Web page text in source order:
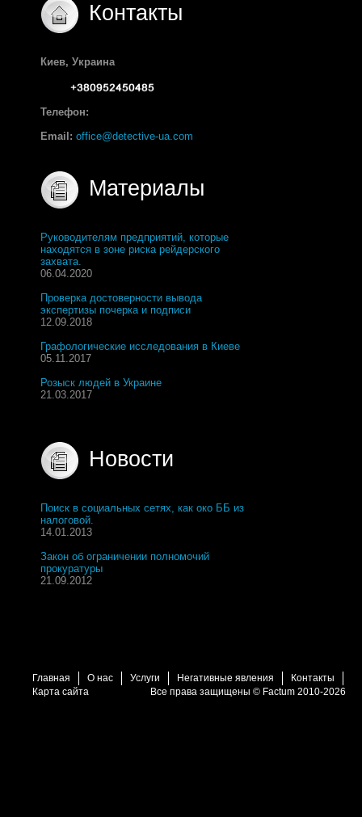
Контакты
Киев, Украина
Телефон:
Email: office@detective-ua.com
Материалы
Руководителям предприятий, которые
находятся в зоне риска рейдерского
захвата.
06.04.2020
Проверка достоверности вывода
экспертизы почерка и подписи
12.09.2018
Графологические исследования в Киеве
05.11.2017
Розыск людей в Украине
21.03.2017
Новости
Поиск в социальных сетях, как око ББ из
налоговой.
14.01.2013
Закон об ограничении полномочий
прокуратуры
21.09.2012
Главная О нас Услуги Негативные явления
Контакты
Карта сайта
Все права защищены © Factum 2010-2026